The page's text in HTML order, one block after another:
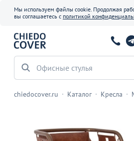
Мы используем файлы cookie. Продолжая
вы соглашаетесь с политикой
Офисные стулья
chiedocover.ru Каталог Кресла